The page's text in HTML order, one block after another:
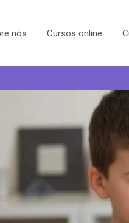
nós Cursos online